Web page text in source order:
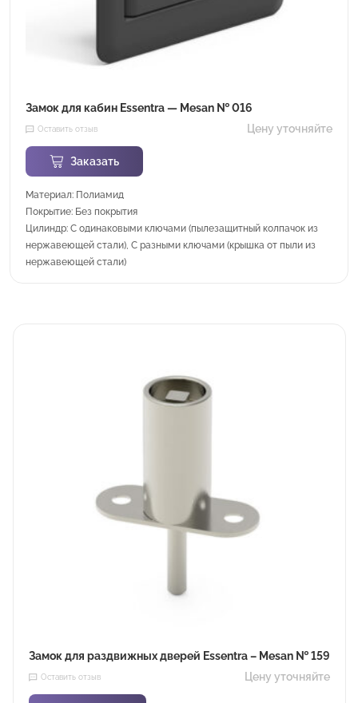
Замок для кабин Essentra — Mesan № 016
Оставить отзыв Цену уточняйте
Заказать
Материал: Полиамид
Покрытие: Без покрытия
Цилиндр: С одинаковыми ключами (пылезащитный колпачок из
нержавеющей стали), С разными ключами (крышка от пыли из
нержавеющей стали)
Замок для раздвижных дверей Essentra – Mesan № 159
Оставить отзыв Цену уточняйте